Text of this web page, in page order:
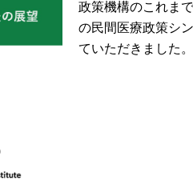
政策機構のこれま
の民間医療政策シ
ていただきました。